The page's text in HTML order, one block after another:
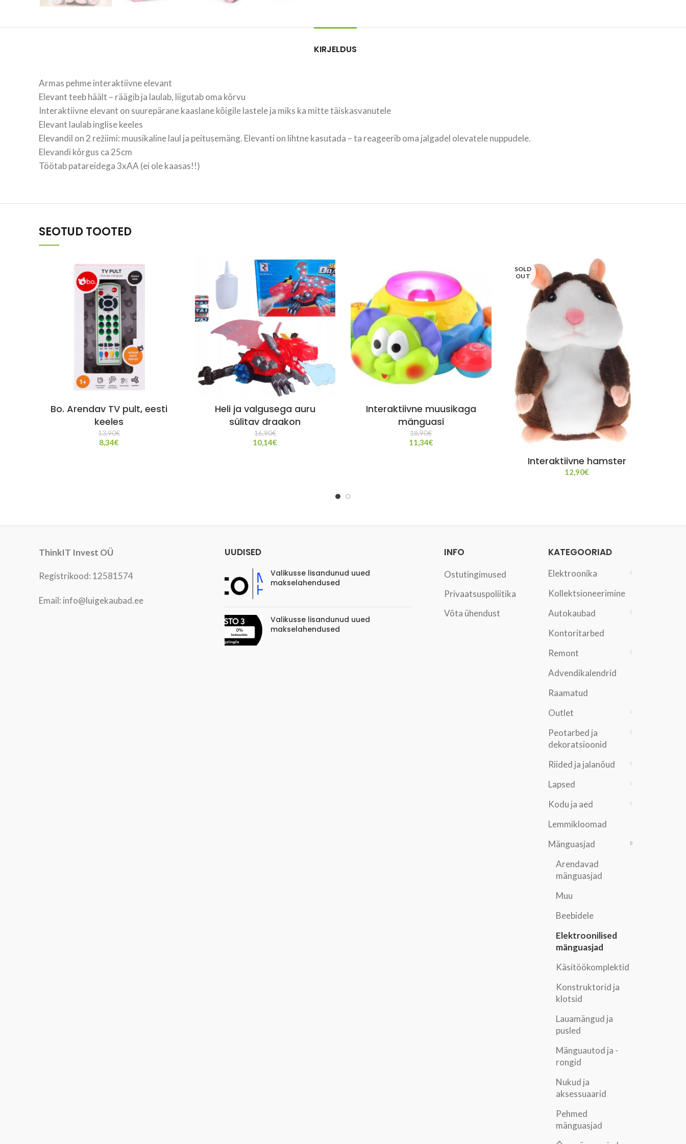
KIRJELDUS
Armas pehme interaktiivne elevant
Elevant teeb häält – räägib ja laulab, liigutab oma kõrvu
Interaktiivne elevant on suurepärane kaaslane kõigile lastele ja miks ka mitte täiskasvanutele
Elevant laulab inglise keeles
Elevandil on 2 režiimi: muusikaline laul ja peitusemäng. Elevanti on lihtne kasutada – ta reageerib oma jalgadel olevatele nuppudele.
Elevandi kõrgus ca 25cm
Töötab patareidega 3xAA (ei ole kaasas!!)
SEOTUD TOOTED
Bo. Arendav TV pult, eesti
keeles
13,90€
8,34€
Heli ja valgusega auru
sülitav draakon
16,90€
10,14€
Interaktiivne muusikaga
mänguasi
18,90€
11,34€
SOLD
OUT
Interaktiivne hamster
12,90€
ThinkIT Invest OÜ
Registrikood: 12581574
Email: info@luigekaubad.ee
UUDISED
Valikusse lisandunud uued
makselahendused
Valikusse lisandunud uued
makselahendused
INFO
Ostutingimused
Privaatsuspoliitika
Võta ühendust
KATEGOORIAD
Elektroonika
Kollektsioneerimine
Autokaubad
Kontoritarbed
Remont
Advendikalendrid
Raamatud
Outlet
Peotarbed ja
dekoratsioonid
Riided ja jalanõud
Lapsed
Kodu ja aed
Lemmikloomad
Mänguasjad
Arendavad
mänguasjad
Muu
Beebidele
Elektroonilised
mänguasjad
Käsitöökomplektid
Konstruktorid ja
klotsid
Lauamängud ja
pusled
Mänguautod ja -
rongid
Nukud ja
aksessuaarid
Pehmed
mänguasjad